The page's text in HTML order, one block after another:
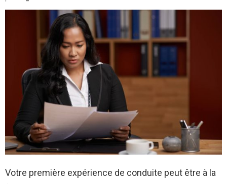
Votre première expérience de conduite peut être à la